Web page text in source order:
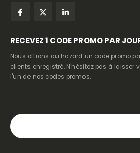
RECEVEZ1 CODE PROMO PAR
Nous offrons au hazard un code promo
clients enregistré. N'hésitez pas à laisser
l'un de nos codes promos.